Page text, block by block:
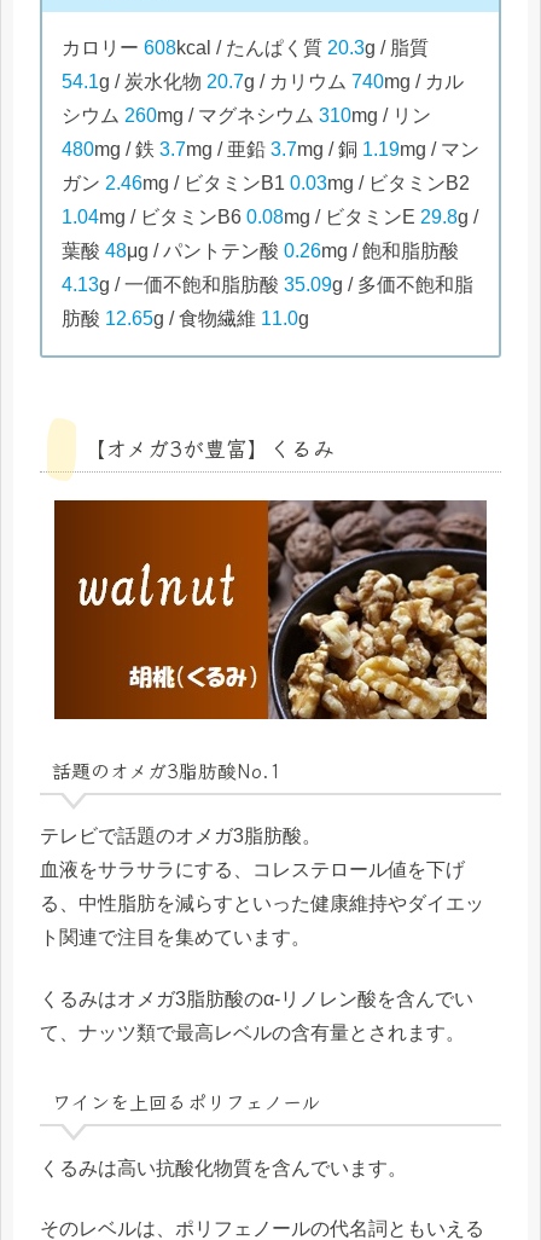
カロリー 608kcal / たんぱく質 20.3g / 脂質
54.1g / 炭水化物 20.7g / カリウム 740mg / カル
シウム 260mg / マグネシウム 310mg / リン
480mg / 鉄 3.7mg / 亜鉛 3.7mg / 銅 1.19mg / マン
ガン 2.46mg / ビタミンB1 0.03mg / ビタミンB2
1.04mg / ビタミンB6 0.08mg / ビタミンE 29.8g /
葉酸 48μg / パントテン酸 0.26mg / 飽和脂肪酸
4.13g / 一価不飽和脂肪酸 35.09g / 多価不飽和脂
肪酸 12.65g / 食物繊維 11.0g
【オメガ3が豊富】くるみ
話題のオメガ3脂肪酸No.1
テレビで話題のオメガ3脂肪酸。
血液をサラサラにする、コレステロール値を下げ
る、中性脂肪を減らすといった健康維持やダイエッ
ト関連で注目を集めています。
くるみはオメガ3脂肪酸のα-リノレン酸を含んでい
て、ナッツ類で最高レベルの含有量とされます。
ワインを上回るポリフェノール
くるみは高い抗酸化物質を含んでいます。
そのレベルは、ポリフェノールの代名詞ともいえる